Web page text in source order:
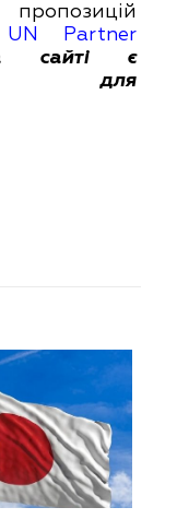
UN Partner
сайті є
для